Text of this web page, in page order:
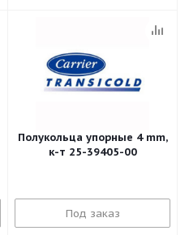
Полукольца упорные 4 mm,
к-т 25-39405-00
Под заказ